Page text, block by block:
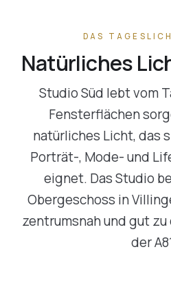
DAS
Natürliches
Studio Süd lebt vom
Fensterflächen
natürliches Licht, das
Porträt-, Mode- und
eignet. Das Studio
Obergeschoss in
zentrumsnah und gut
der